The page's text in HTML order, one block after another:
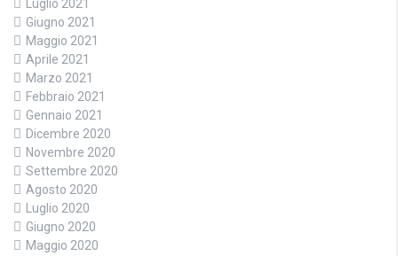
Luglio 2021
Giugno 2021
Maggio 2021
Aprile 2021
Marzo 2021
Febbraio 2021
Gennaio 2021
Dicembre 2020
Novembre 2020
Settembre 2020
Agosto 2020
Luglio 2020
Giugno 2020
Maggio 2020